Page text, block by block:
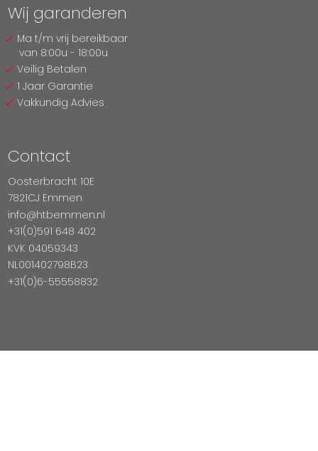
Wij garanderen
Ma t/m vrij bereikbaar
van 8:00u - 18:00u
Veilig Betalen
1 Jaar Garantie
Vakkundig Advies
Contact
Oosterbracht 10E
7821CJ Emmen
info@htbemmen.nl
+31(0)591 648 402
KVK 04059343
NL001402798B23
+31(0)6-55558832